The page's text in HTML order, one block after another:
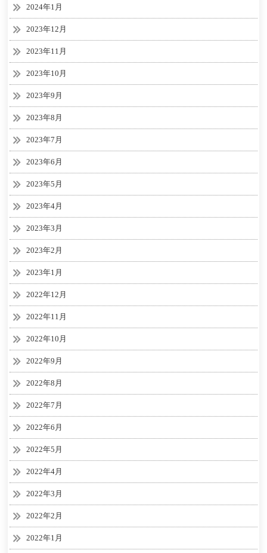
2024年1月
2023年12月
2023年11月
2023年10月
2023年9月
2023年8月
2023年7月
2023年6月
2023年5月
2023年4月
2023年3月
2023年2月
2023年1月
2022年12月
2022年11月
2022年10月
2022年9月
2022年8月
2022年7月
2022年6月
2022年5月
2022年4月
2022年3月
2022年2月
2022年1月